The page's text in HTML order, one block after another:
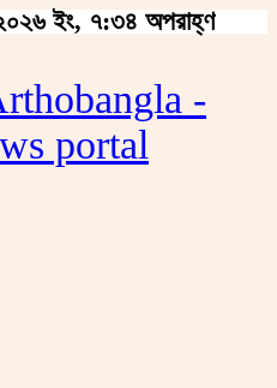
ইং, ৭:৩৪ অপরাহ্ণ
-
portal